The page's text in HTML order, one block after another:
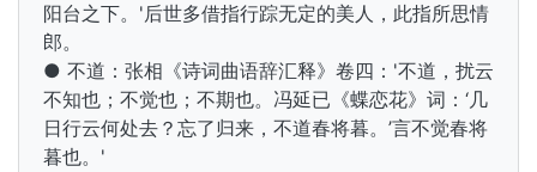
阳台之下。'后世多借指行踪无定的美人，此指所思情
郎。
● 不道：张相《诗词曲语辞汇释》卷四：'不道，扰云
不知也；不觉也；不期也。冯延已《蝶恋花》词：‘几
日行云何处去？忘了归来，不道春将暮。’言不觉春将
暮也。'